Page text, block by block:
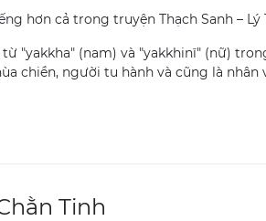
hơn cả trong truyện Thạch Sanh – Lý
"yakkha" (nam) và "yakkhinī" (nữ)
chiền, người tu hành và cũng là nhân
Tinh